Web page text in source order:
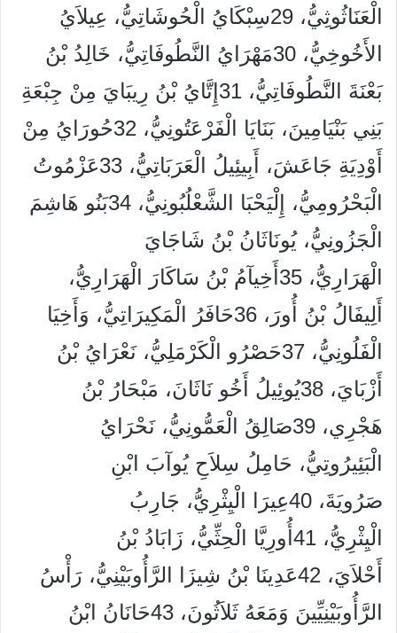
الْعَنَاثُوثِيُّ، 29سِبْكَايُ الْحُوشَاتِيُّ، عِيلاَيُ
الأَخُوخِيُّ، 30مَهْرَايُ النَّطُوفَاتِيُّ، خَالِدُ بْنُ
بَعْنَةَ النَّطُوفَاتِيُّ، 31إِتَّايُ بْنُ رِيبَايَ مِنْ جِبْعَةِ
بَنِي بَنْيَامِينَ، بَنَايَا الْفَرْعَتُونِيُّ، 32حُورَايُ مِنْ
أَوْدِيَةِ جَاعَشَ، أَبِيئِيلُ الْعَرَبَاتِيُّ، 33عَزْمُوتُ
الْبَحْرُومِيُّ، إِلْيَحْبَا الشَّعْلُبُونِيُّ، 34بَنُو هَاشِمَ
الْجَزُونِيُّ، يُونَاثَانُ بْنُ شَاجَايَ
الْهَرَارِيُّ، 35أَخِيآمُ بْنُ سَاكَارَ الْهَرَارِيُّ،
أَلِيفَالُ بْنُ أُورَ، 36حَافَرُ الْمَكِيرَاتِيُّ، وَأَخِيَا
الْفَلُونِيُّ، 37حَصْرُو الْكَرْمَلِيُّ، نَعْرَايُ بْنُ
أَزْبَايَ، 38يُوئِيلُ أَخُو نَاثَانَ، مَبْحَارُ بْنُ
هَجْرِي، 39صَالِقُ الْعَمُّونِيُّ، نَحْرَايُ
الْبَئِيرُوتِيُّ، حَامِلُ سِلاَحِ يُوآبَ ابْنِ
صَرُويَةَ، 40عِيرَا الْيِثْرِيُّ، جَارِبُ
الْيِثْرِيُّ، 41أُورِيَّا الْحِثِّيُّ، زَابَادُ بْنُ
أَحْلاَيَ، 42عَدِينَا بْنُ شِيزَا الرَّأُوبَيْنِيُّ، رَأْسُ
الرَّأُوبَيْنِيِّينَ وَمَعَهُ ثَلاَثُونَ، 43حَانَانُ ابْنُ